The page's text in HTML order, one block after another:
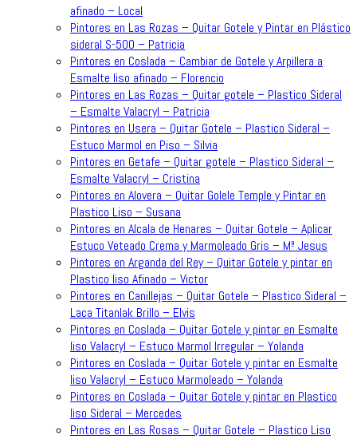
afinado – Local
Pintores en Las Rozas – Quitar Gotele y Pintar en Plástico
sideral S-500 – Patricia
Pintores en Coslada – Cambiar de Gotele y Arpillera a
Esmalte liso afinado – Florencio
Pintores en Las Rozas – Quitar gotele – Plastico Sideral
– Esmalte Valacryl – Patricia
Pintores en Usera – Quitar Gotele – Plastico Sideral –
Estuco Marmol en Piso – Silvia
Pintores en Getafe – Quitar gotele – Plastico Sideral –
Esmalte Valacryl – Cristina
Pintores en Alovera – Quitar Golele Temple y Pintar en
Plastico Liso – Susana
Pintores en Alcala de Henares – Quitar Gotele – Aplicar
Estuco Veteado Crema y Marmoleado Gris – Mª Jesus
Pintores en Arganda del Rey – Quitar Gotele y pintar en
Plastico liso Afinado – Victor
Pintores en Canillejas – Quitar Gotele – Plastico Sideral –
Laca Titanlak Brillo – Elvis
Pintores en Coslada – Quitar Gotele y pintar en Esmalte
liso Valacryl – Estuco Marmol Irregular – Yolanda
Pintores en Coslada – Quitar Gotele y pintar en Esmalte
liso Valacryl – Estuco Marmoleado – Yolanda
Pintores en Coslada – Quitar Gotele y pintar en Plastico
liso Sideral – Mercedes
Pintores en Las Rosas – Quitar Gotele – Plastico Liso